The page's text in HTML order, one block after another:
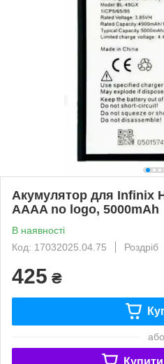
Акумулятор для Infinix
AAAA no logo, 5000mAh
В наявності
Код: 17032025.04.75
Роздріб
425 ₴
або